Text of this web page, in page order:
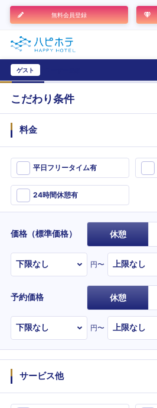
無料会員登録
ゲスト
こだわり条件
料金
平日フリータイム有
24時間休憩有
価格（標準価格） 休憩
円〜
予約価格 休憩
円〜
サービス他